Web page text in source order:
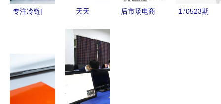
务技术开发
专注冷链|
技术装备优
秀供应商
天天
月底薪 电
商技术开发
如何突破瓶
颈，成为人
上人？
后市场电商
170523期